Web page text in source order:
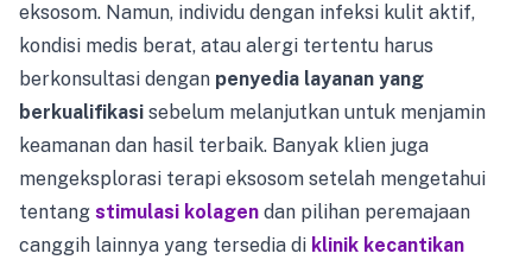
eksosom. Namun, individu dengan infeksi kulit aktif,
kondisi medis berat, atau alergi tertentu harus
berkonsultasi dengan penyedia layanan yang
berkualifikasi sebelum melanjutkan untuk menjamin
keamanan dan hasil terbaik. Banyak klien juga
mengeksplorasi terapi eksosom setelah mengetahui
tentang stimulasi kolagen dan pilihan peremajaan
canggih lainnya yang tersedia di klinik kecantikan